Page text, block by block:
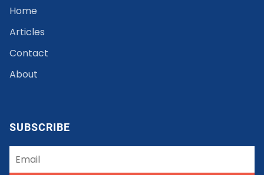
Home
Articles
Contact
About
SUBSCRIBE